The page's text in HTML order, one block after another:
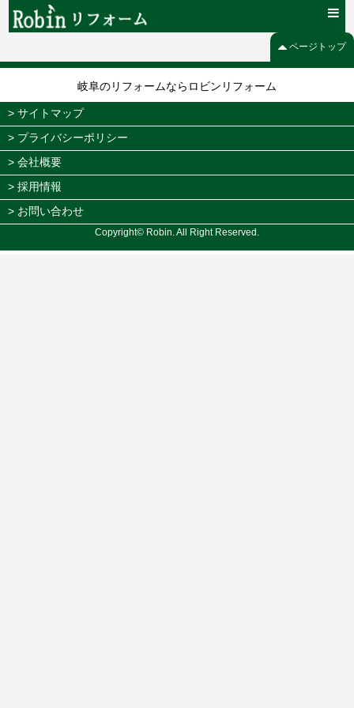
ページトップ
岐阜のリフォームならロビンリフォーム
> サイトマップ
> プライバシーポリシー
> 会社概要
> 採用情報
> お問い合わせ
Copyright© Robin. All Right Reserved.